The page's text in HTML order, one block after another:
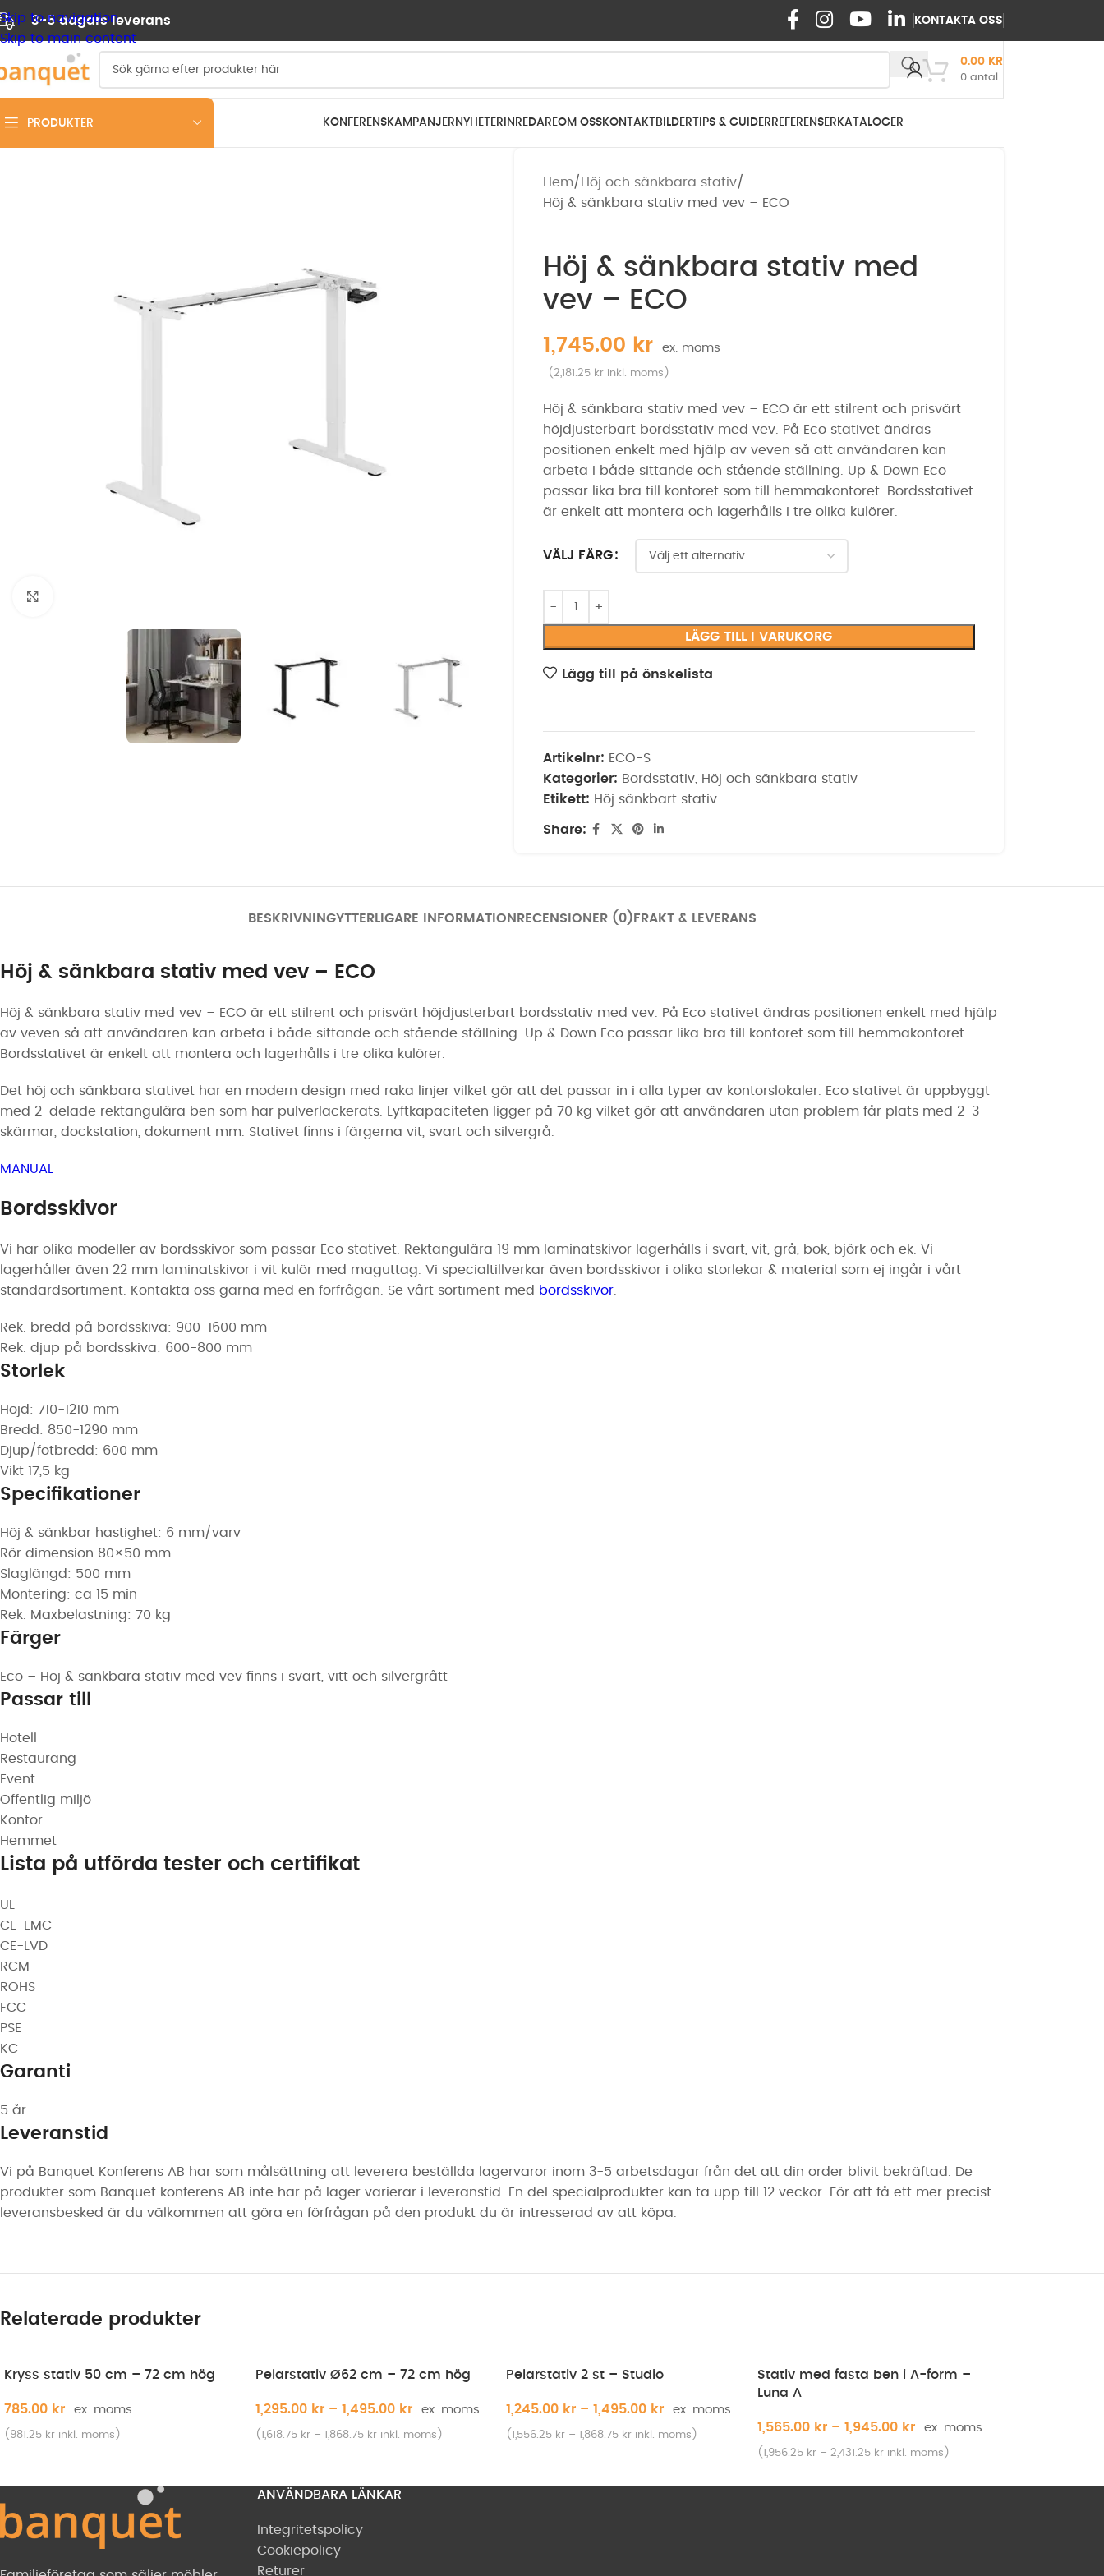
Skip to navigation
Skip to main content
3-5 dagars leverans KONTAKTA OSS
0 antal
0.00 KR
PRODUKTER KONFERENSKAMPANJER NYHETER INREDAREOM OSSKONTAKT BILDER TIPS & GUIDER REFERENSER KATALOGER
Hem
Höj och sänkbara stativ
Höj & sänkbara stativ med vev – ECO
Höj & sänkbara stativ med
vev – ECO
1,745.00 kr
(2,181.25 krinkl. moms)
Höj & sänkbara stativ med vev – ECO är ett stilrent och prisvärt
höjdjusterbart bordsstativ med vev. På Eco stativet ändras
positionen enkelt med hjälp av veven så att användaren kan
arbeta i både sittande och stående ställning. Up & Down Eco
passar lika bra till kontoret som till hemmakontoret. Bordsstativet
är enkelt att montera och lagerhålls i tre olika kulörer.
VÄLJ FÄRG
LÄGG TILL I VARUKORG
Lägg till på önskelista
Artikelnr: ECO-S
Kategorier: Bordsstativ,
Höj och sänkbara stativ
Etikett: Höj sänkbart stativ
Share:
BESKRIVNINGYTTERLIGARE INFORMATION RECENSIONER (0) FRAKT & LEVERANS
Höj & sänkbara stativ med vev – ECO
Höj & sänkbara stativ med vev – ECO är ett stilrent och prisvärt höjdjusterbart bordsstativ med vev. På Eco stativet ändras positionen enkelt med hjälp
av veven så att användaren kan arbeta i både sittande och stående ställning. Up & Down Eco passar lika bra till kontoret som till hemmakontoret.
Bordsstativet är enkelt att montera och lagerhålls i tre olika kulörer.
Det höj och sänkbara stativet har en modern design med raka linjer vilket gör att det passar in i alla typer av kontorslokaler. Eco stativet är uppbyggt
med 2-delade rektangulära ben som har pulverlackerats. Lyftkapaciteten ligger på 70 kg vilket gör att användaren utan problem får plats med 2-3
skärmar, dockstation, dokument mm. Stativet finns i färgerna vit, svart och silvergrå.
MANUAL
Bordsskivor
Vi har olika modeller av bordsskivor som passar Eco stativet. Rektangulära 19 mm laminatskivor lagerhålls i svart, vit, grå, bok, björk och ek. Vi
lagerhåller även 22 mm laminatskivor i vit kulör med maguttag. Vi specialtillverkar även bordsskivor i olika storlekar & material som ej ingår i vårt
standardsortiment. Kontakta oss gärna med en förfrågan. Se vårt sortiment med
bordsskivor
Rek. bredd på bordsskiva: 900-1600 mm
Rek. djup på bordsskiva: 600-800 mm
Storlek
Höjd: 710-1210 mm
Bredd: 850-1290 mm
Djup/fotbredd: 600 mm
Vikt 17,5 kg
Specifikationer
Höj & sänkbar hastighet: 6 mm/varv
Rör dimension 80×50 mm
Slaglängd: 500 mm
Montering: ca 15 min
Rek. Maxbelastning: 70 kg
Färger
Eco – Höj & sänkbara stativ med vev finns i svart, vitt och silvergrått
Passar till
Hotell
Restaurang
Event
Offentlig miljö
Kontor
Hemmet
Lista på utförda tester och certifikat
UL
CE-EMC
CE-LVD
RCM
ROHS
FCC
PSE
KC
Garanti
5 år
Leveranstid
Vi på Banquet Konferens AB har som målsättning att leverera beställda lagervaror inom 3-5 arbetsdagar från det att din order blivit bekräftad. De
produkter som Banquet konferens AB inte har på lager varierar i leveranstid. En del specialprodukter kan ta upp till 12 veckor. För att få ett mer precist
leveransbesked är du välkommen att göra en förfrågan på den produkt du är intresserad av att köpa.
Relaterade produkter
Kryss stativ 50 cm – 72 cm hög
785.00 kr
( 981.25 kr inkl. moms)
Pelarstativ Ø62 cm – 72 cm hög
1,295.00 kr – 1,495.00 kr
(1,618.75 kr – 1,868.75 krinkl. moms)
Pelarstativ 2 st – Studio
1,245.00 kr – 1,495.00 kr
(1,556.25 kr – 1,868.75 kr inkl. moms)
Stativ med fasta ben i A-form –
Luna A
1,565.00 kr – 1,945.00 kr
(1,956.25 kr – 2,431.25 krinkl. moms)
ANVÄNDBARA LÄNKAR
Integritetspolicy
Cookiepolicy
Returer